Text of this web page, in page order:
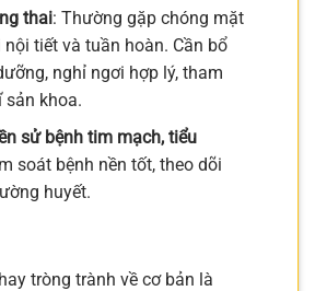
thai: Thường gặp chóng mặt
tiết và tuần hoàn. Cần bổ
nghỉ ngơi hợp lý, tham
sản khoa.
sử bệnh tim mạch, tiểu
soát bệnh nền tốt, theo dõi
huyết.
tròng trành về cơ bản là